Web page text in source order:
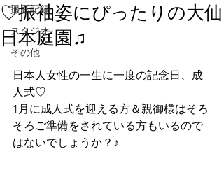
撮影記録
スタジオ
その他
♡振袖姿にぴったりの大仙
日本庭園♫
日本人女性の一生に一度の記念日、成
人式♡
1月に成人式を迎える方＆親御様はそろ
そろご準備をされている方もいるので
はないでしょうか？♪